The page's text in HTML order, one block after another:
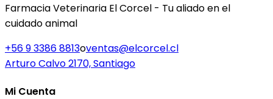
Farmacia Veterinaria El Corcel - Tu aliado en el
cuidado animal
+56 9 3386 8813oventas@elcorcel.cl
Arturo Calvo 2170, Santiago
Mi Cuenta